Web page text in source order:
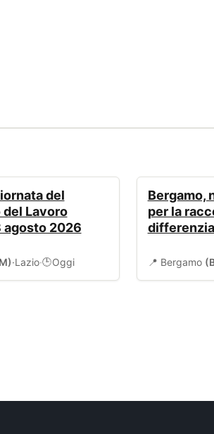
del
Lavoro
agosto 2026
·Lazio·🕒Oggi
Bergamo,
per la
📍 Bergamo